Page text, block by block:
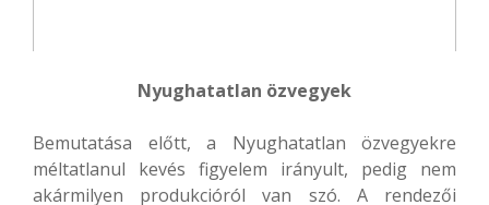
Nyughatatlan özvegyek
Bemutatása előtt, a Nyughatatlan özvegyekre
méltatlanul kevés figyelem irányult, pedig nem
akármilyen produkcióról van szó. A rendezői